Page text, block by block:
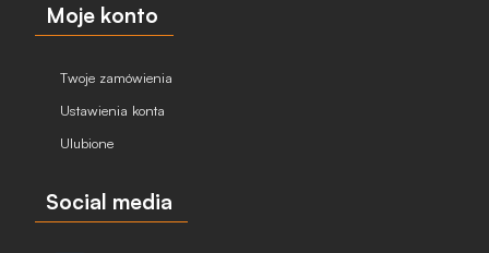
Moje konto
Twoje zamówienia
Ustawienia konta
Ulubione
Social media